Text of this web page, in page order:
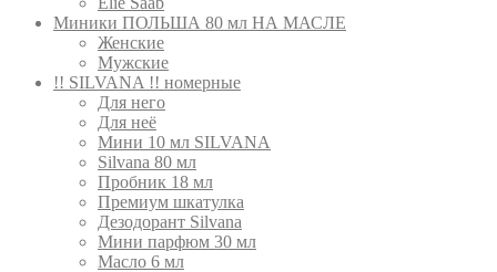
Миники ПОЛЬША 80 мл НА МАСЛЕ
Женские
Мужские
!! SILVANA !! номерные
Для него
Для неё
Мини 10 мл SILVANA
Silvana 80 мл
Пробник 18 мл
Премиум шкатулка
Дезодорант Silvana
Мини парфюм 30 мл
Масло 6 мл